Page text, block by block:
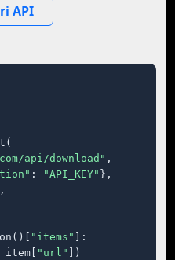
API
api/download" ,
: "API_KEY" },
"items"
]:
item[ "url" ])